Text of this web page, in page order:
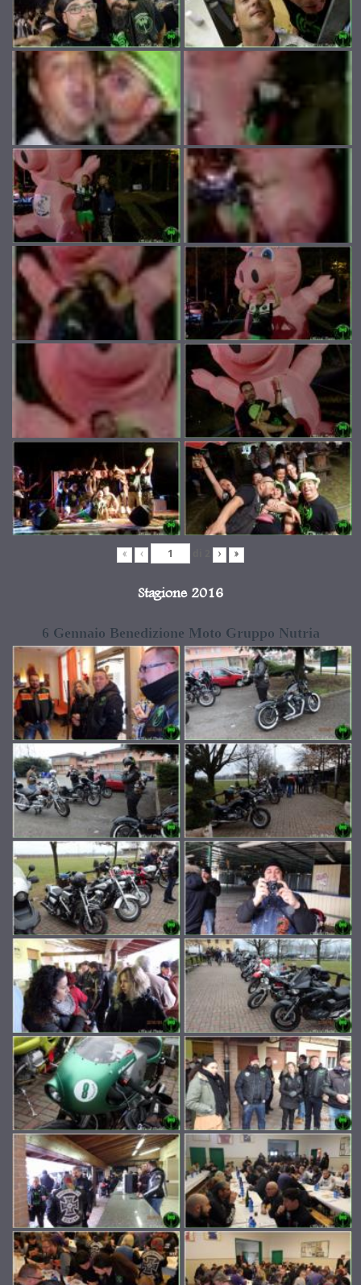
« ‹ › »
Stagione 2016
6 Gennaio Benedizione Moto Gruppo Nutria